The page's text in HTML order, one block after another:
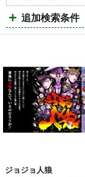
追加検索条件
ジョジョ人狼